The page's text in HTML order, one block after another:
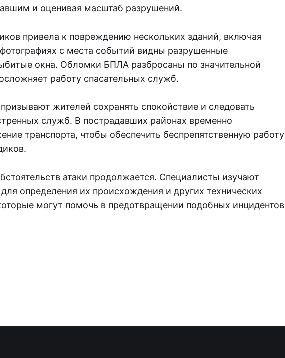
и оценивая масштаб разрушений.
привела к повреждению нескольких зданий, включая
с места событий видны разрушенные
окна. Обломки БПЛА разбросаны по значительной
работу спасательных служб.
жителей сохранять спокойствие и следовать
служб. В пострадавших районах временно
транспорта, чтобы обеспечить беспрепятственную работу
атаки продолжается. Специалисты изучают
определения их происхождения и других технических
могут помочь в предотвращении подобных инцидентов